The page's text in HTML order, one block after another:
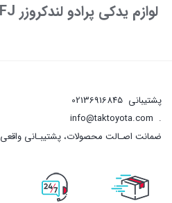
لوازم یدکی پرادو لندکروزر FJ
پشتیبانی 02136916845
.
info@taktoyota.com
ضمانت اصـالت محصولات، پشتیبـانی واقعی